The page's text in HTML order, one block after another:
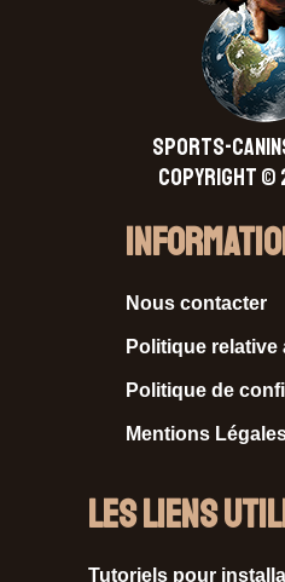
SPORTS-
Copyright ©
Nous contacter
Politique
Politique de
Mentions
Les liens
Tutoriels pour